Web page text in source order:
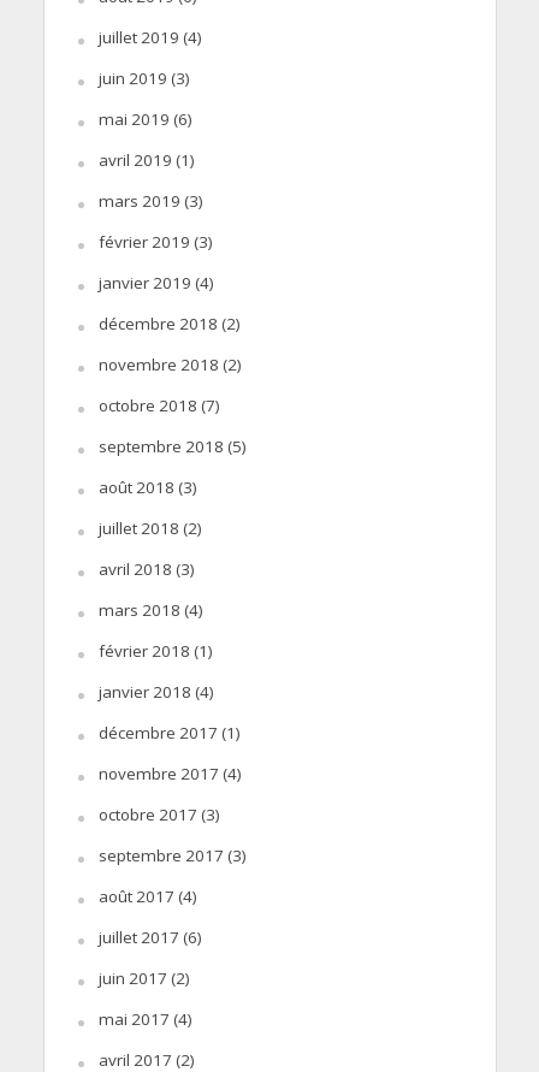
juillet 2019 (4)
juin 2019 (3)
mai 2019 (6)
avril 2019 (1)
mars 2019 (3)
février 2019 (3)
janvier 2019 (4)
décembre 2018 (2)
novembre 2018 (2)
octobre 2018 (7)
septembre 2018 (5)
août 2018 (3)
juillet 2018 (2)
avril 2018 (3)
mars 2018 (4)
février 2018 (1)
janvier 2018 (4)
décembre 2017 (1)
novembre 2017 (4)
octobre 2017 (3)
septembre 2017 (3)
août 2017 (4)
juillet 2017 (6)
juin 2017 (2)
mai 2017 (4)
avril 2017 (2)